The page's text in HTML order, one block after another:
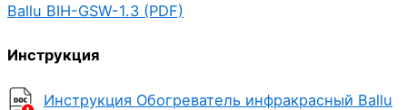
Ballu BIH-GSW-1.3 (PDF)
Инструкция
Инструкция Обогреватель инфракрасный Ballu